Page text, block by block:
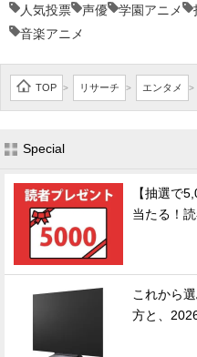
人気投票
声優 学園アニメ
音楽アニメ
TOP > リサーチ > エンタメ >
Special
【抽選で
当たる！
これから
方と、